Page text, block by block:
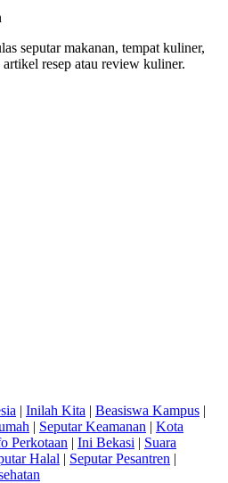
seputar makanan, tempat kuliner,
resep atau review kuliner.
| Inilah Kita | Beasiswa Kampus |
| Seputar Keamanan | Kota
Perkotaan | Ini Bekasi | Suara
Halal | Seputar Pesantren |